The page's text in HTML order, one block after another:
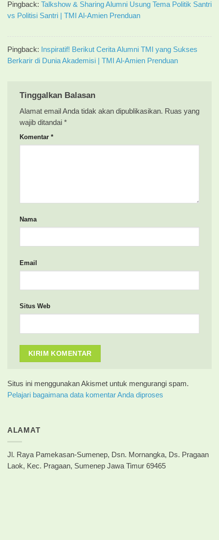
Pingback: Talkshow & Sharing Alumni Usung Tema Politik Santri
vs Politisi Santri | TMI Al-Amien Prenduan
Pingback: Inspiratif! Berikut Cerita Alumni TMI yang Sukses
Berkarir di Dunia Akademisi | TMI Al-Amien Prenduan
Tinggalkan Balasan
Alamat email Anda tidak akan dipublikasikan. Ruas yang
wajib ditandai *
Komentar *
Nama
Email
Situs Web
Situs ini menggunakan Akismet untuk mengurangi spam.
Pelajari bagaimana data komentar Anda diproses
ALAMAT
Jl. Raya Pamekasan-Sumenep, Dsn. Mornangka, Ds. Pragaan
Laok, Kec. Pragaan, Sumenep Jawa Timur 69465